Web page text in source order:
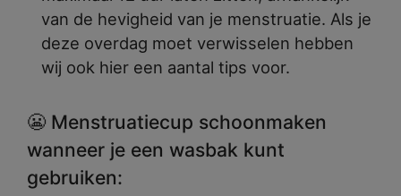
van de hevigheid van je menstruatie. Als je
deze overdag moet verwisselen hebben
wij ook hier een aantal tips voor.
😬 Menstruatiecup schoonmaken
wanneer je een wasbak kunt
gebruiken: